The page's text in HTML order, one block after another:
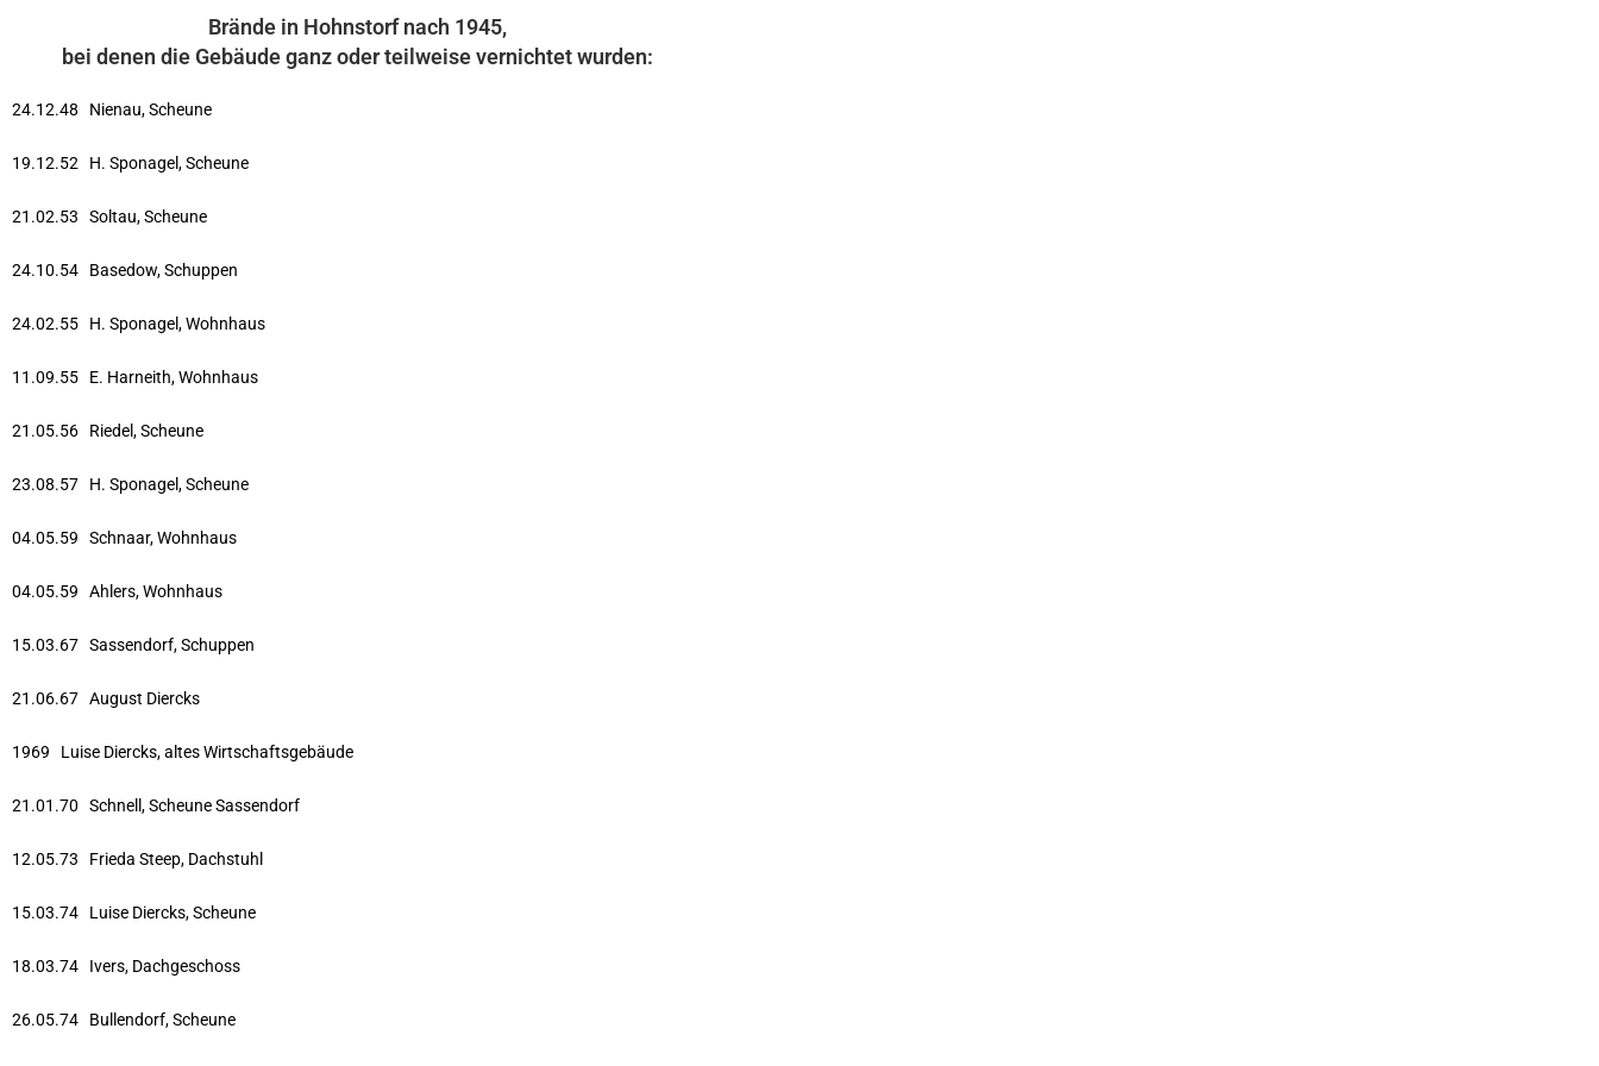
Brände in Hohnstorf nach 1945,
bei denen die Gebäude ganz oder teilweise vernichtet wurden:
24.12.48 Nienau, Scheune
19.12.52 H. Sponagel, Scheune
21.02.53 Soltau, Scheune
24.10.54 Basedow, Schuppen
24.02.55 H. Sponagel, Wohnhaus
11.09.55 E. Harneith, Wohnhaus
21.05.56 Riedel, Scheune
23.08.57 H. Sponagel, Scheune
04.05.59 Schnaar, Wohnhaus
04.05.59 Ahlers, Wohnhaus
15.03.67 Sassendorf, Schuppen
21.06.67 August Diercks
1969 Luise Diercks, altes Wirtschaftsgebäude
21.01.70 Schnell, Scheune Sassendorf
12.05.73 Frieda Steep, Dachstuhl
15.03.74 Luise Diercks, Scheune
18.03.74 Ivers, Dachgeschoss
26.05.74 Bullendorf, Scheune